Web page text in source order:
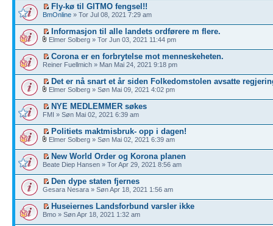
Fly-kø til GITMO fengsel!!
BmOnline » Tor Jul 08, 2021 7:29 am
Informasjon til alle landets ordførere m flere.
Elmer Solberg » Tor Jun 03, 2021 11:44 pm
Corona er en forbrytelse mot menneskeheten.
Reiner Fuellmich » Man Mai 24, 2021 9:18 pm
Det er nå snart et år siden Folkedomstolen avsatte
Elmer Solberg » Søn Mai 09, 2021 4:02 pm
NYE MEDLEMMER søkes
FMI » Søn Mai 02, 2021 6:39 am
Politiets maktmisbruk- opp i dagen!
Elmer Solberg » Søn Mai 02, 2021 6:39 am
New World Order og Korona planen
Beate Diep Hansen » Tor Apr 29, 2021 8:56 am
Den dype staten fjernes
Gesara Nesara » Søn Apr 18, 2021 1:56 am
Huseiernes Landsforbund varsler ikke
Bmo » Søn Apr 18, 2021 1:32 am